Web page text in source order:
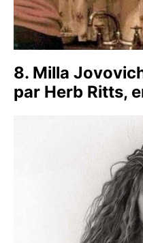
8. Milla
par Herb Ritts,